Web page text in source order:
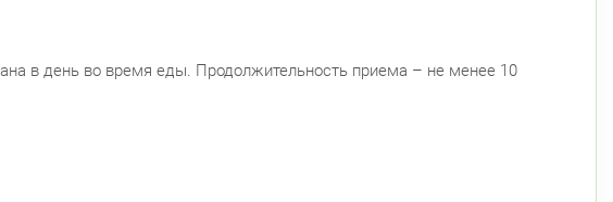
в день во время еды. Продолжительность приема – не менее 10